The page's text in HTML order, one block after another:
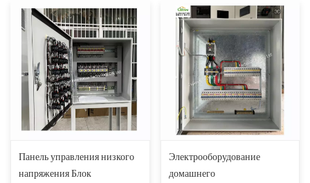
Панель управления низкого
напряжения Блок
Электрооборудование
домашнего